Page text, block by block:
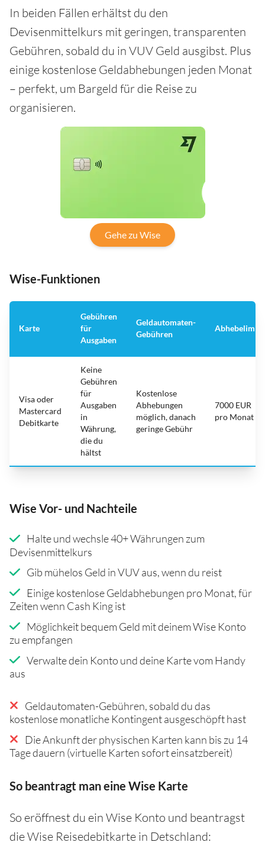
In beiden Fällen erhältst du den
Devisenmittelkurs mit geringen, transparenten
Gebühren, sobald du in VUV Geld ausgibst. Plus
einige kostenlose Geldabhebungen jeden Monat
– perfekt, um Bargeld für die Reise zu
organisieren.
Gehe zu Wise
Wise-Funktionen
Karte
Gebühren
für
Ausgaben
Geldautomaten-
Gebühren
Abhebelimit
Visa oder
Mastercard
Debitkarte
Keine
Gebühren
für
Ausgaben
in
Währung,
die du
hältst
Kostenlose
Abhebungen
möglich, danach
geringe Gebühr
7000 EUR
pro Monat
Wise Vor- und Nachteile
Halte und wechsle 40+ Währungen zum
Devisenmittelkurs
Gib mühelos Geld in VUV aus, wenn du reist
Einige kostenlose Geldabhebungen pro Monat, für
Zeiten wenn Cash King ist
Möglichkeit bequem Geld mit deinem Wise Konto
zu empfangen
Verwalte dein Konto und deine Karte vom Handy
aus
Geldautomaten-Gebühren, sobald du das
kostenlose monatliche Kontingent ausgeschöpft hast
Die Ankunft der physischen Karten kann bis zu 14
Tage dauern (virtuelle Karten sofort einsatzbereit)
So beantragt man eine Wise Karte
So eröffnest du ein Wise Konto und beantragst
die Wise Reisedebitkarte in Detschland: